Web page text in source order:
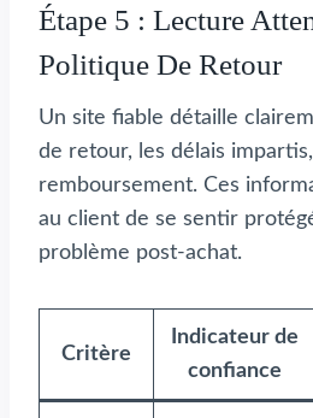
Étape 5 : Lecture
Politique De Retour
Un site fiable détaille
de retour, les délais
remboursement. Ces
au client de se sentir
problème post-achat.
Critère
Indicateur de
confiance